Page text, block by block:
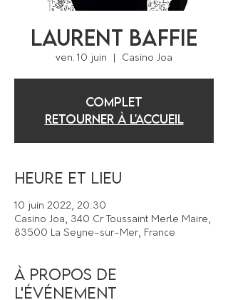
Laurent Baffie
ven. 10 juin
  |
Casino Joa
COMPLET
Retourner à l'accueil
Heure et lieu
10 juin 2022, 20:30
Casino Joa, 340 Cr Toussaint Merle Maire,
83500 La Seyne-sur-Mer, France
À propos de
l'événement